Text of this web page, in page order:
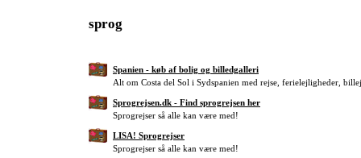
sprog
Spanien - køb af bolig og billedgalleri
Alt om Costa del Sol i Sydspanien med rejse, ferielejligheder,
Sprogrejsen.dk - Find sprogrejsen her
Sprogrejser så alle kan være med!
LISA! Sprogrejser
Sprogrejser så alle kan være med!